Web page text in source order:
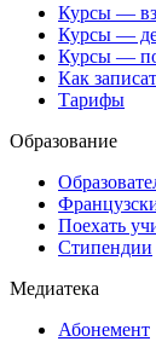
Курсы —
Курсы —
Курсы —
Как
Тарифы
Образование
Поехать
Стипендии
Медиатека
Абонемент